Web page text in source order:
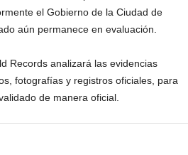
el Gobierno de la Ciudad de
aún permanece en evaluación.
Records analizará las evidencias
fotografías y registros oficiales, para
de manera oficial.